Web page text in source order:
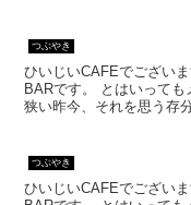
つぶやき
ひいじいCAFEでござい
BARです。 とはいって
狭い昨今、それを思う存
つぶやき
ひいじいCAFEでござい